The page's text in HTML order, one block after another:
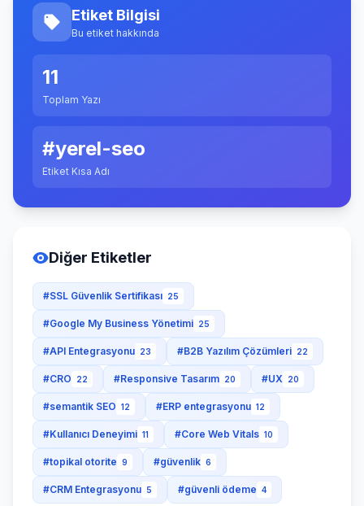
Etiket Bilgisi
Bu etiket hakkında
11
Toplam Yazı
#yerel-seo
Etiket Kısa Adı
Diğer Etiketler
#SSL Güvenlik Sertifikası 25
#Google My Business Yönetimi 25
#API Entegrasyonu 23 #B2B Yazılım Çözümleri 22
#CRO 22 #Responsive Tasarım 20 #UX 20
#semantik SEO 12 #ERP entegrasyonu 12
#Kullanıcı Deneyimi 11 #Core Web Vitals 10
#topikal otorite 9 #güvenlik 6
#CRM Entegrasyonu 5 #güvenli ödeme 4